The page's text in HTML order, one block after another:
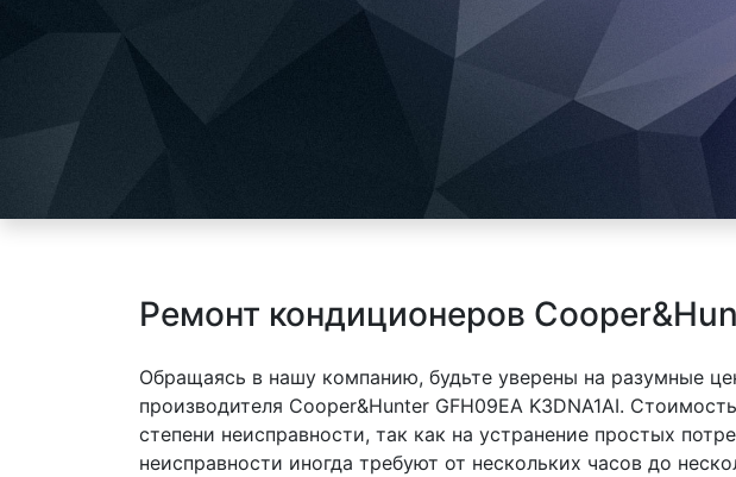
Ремонт кондиционеров
Обращаясь в нашу компанию, будьте уверены на разумные
производителя Cooper&Hunter GFH09EA K3DNA1AI.
степени неисправности, так как на устранение простых
неисправности иногда требуют от нескольких часов до